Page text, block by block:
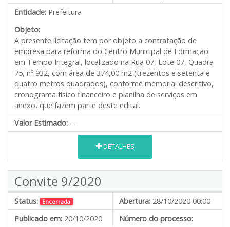
Entidade: Prefeitura
Objeto:
A presente licitação tem por objeto a contratação de
empresa para reforma do Centro Municipal de Formação
em Tempo Integral, localizado na Rua 07, Lote 07, Quadra
75, nº 932, com área de 374,00 m2 (trezentos e setenta e
quatro metros quadrados), conforme memorial descritivo,
cronograma físico financeiro e planilha de serviços em
anexo, que fazem parte deste edital.
Valor Estimado: ---
DETALHES
Convite 9/2020
Status: Encerrada Abertura: 28/10/2020 00:00
Publicado em: 20/10/2020
Número do processo: